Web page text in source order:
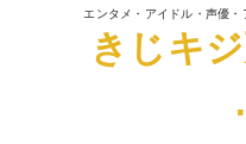
エンタメ・アイドル・声優
きじキ